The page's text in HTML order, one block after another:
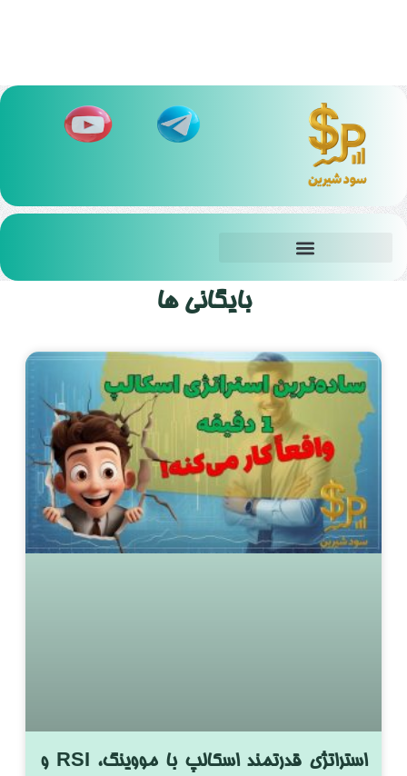
بایگانی ها
استراتژی قدرتمند اسکالپ با مووینگ، RSI و